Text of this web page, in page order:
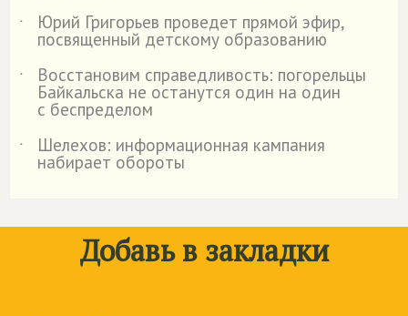
˙
Юрий Григорьев проведет прямой эфир,
посвященный детскому образованию
˙
Восстановим справедливость: погорельцы
Байкальска не останутся один на один
с беспределом
˙
Шелехов: информационная кампания
набирает обороты
Добавь в закладки